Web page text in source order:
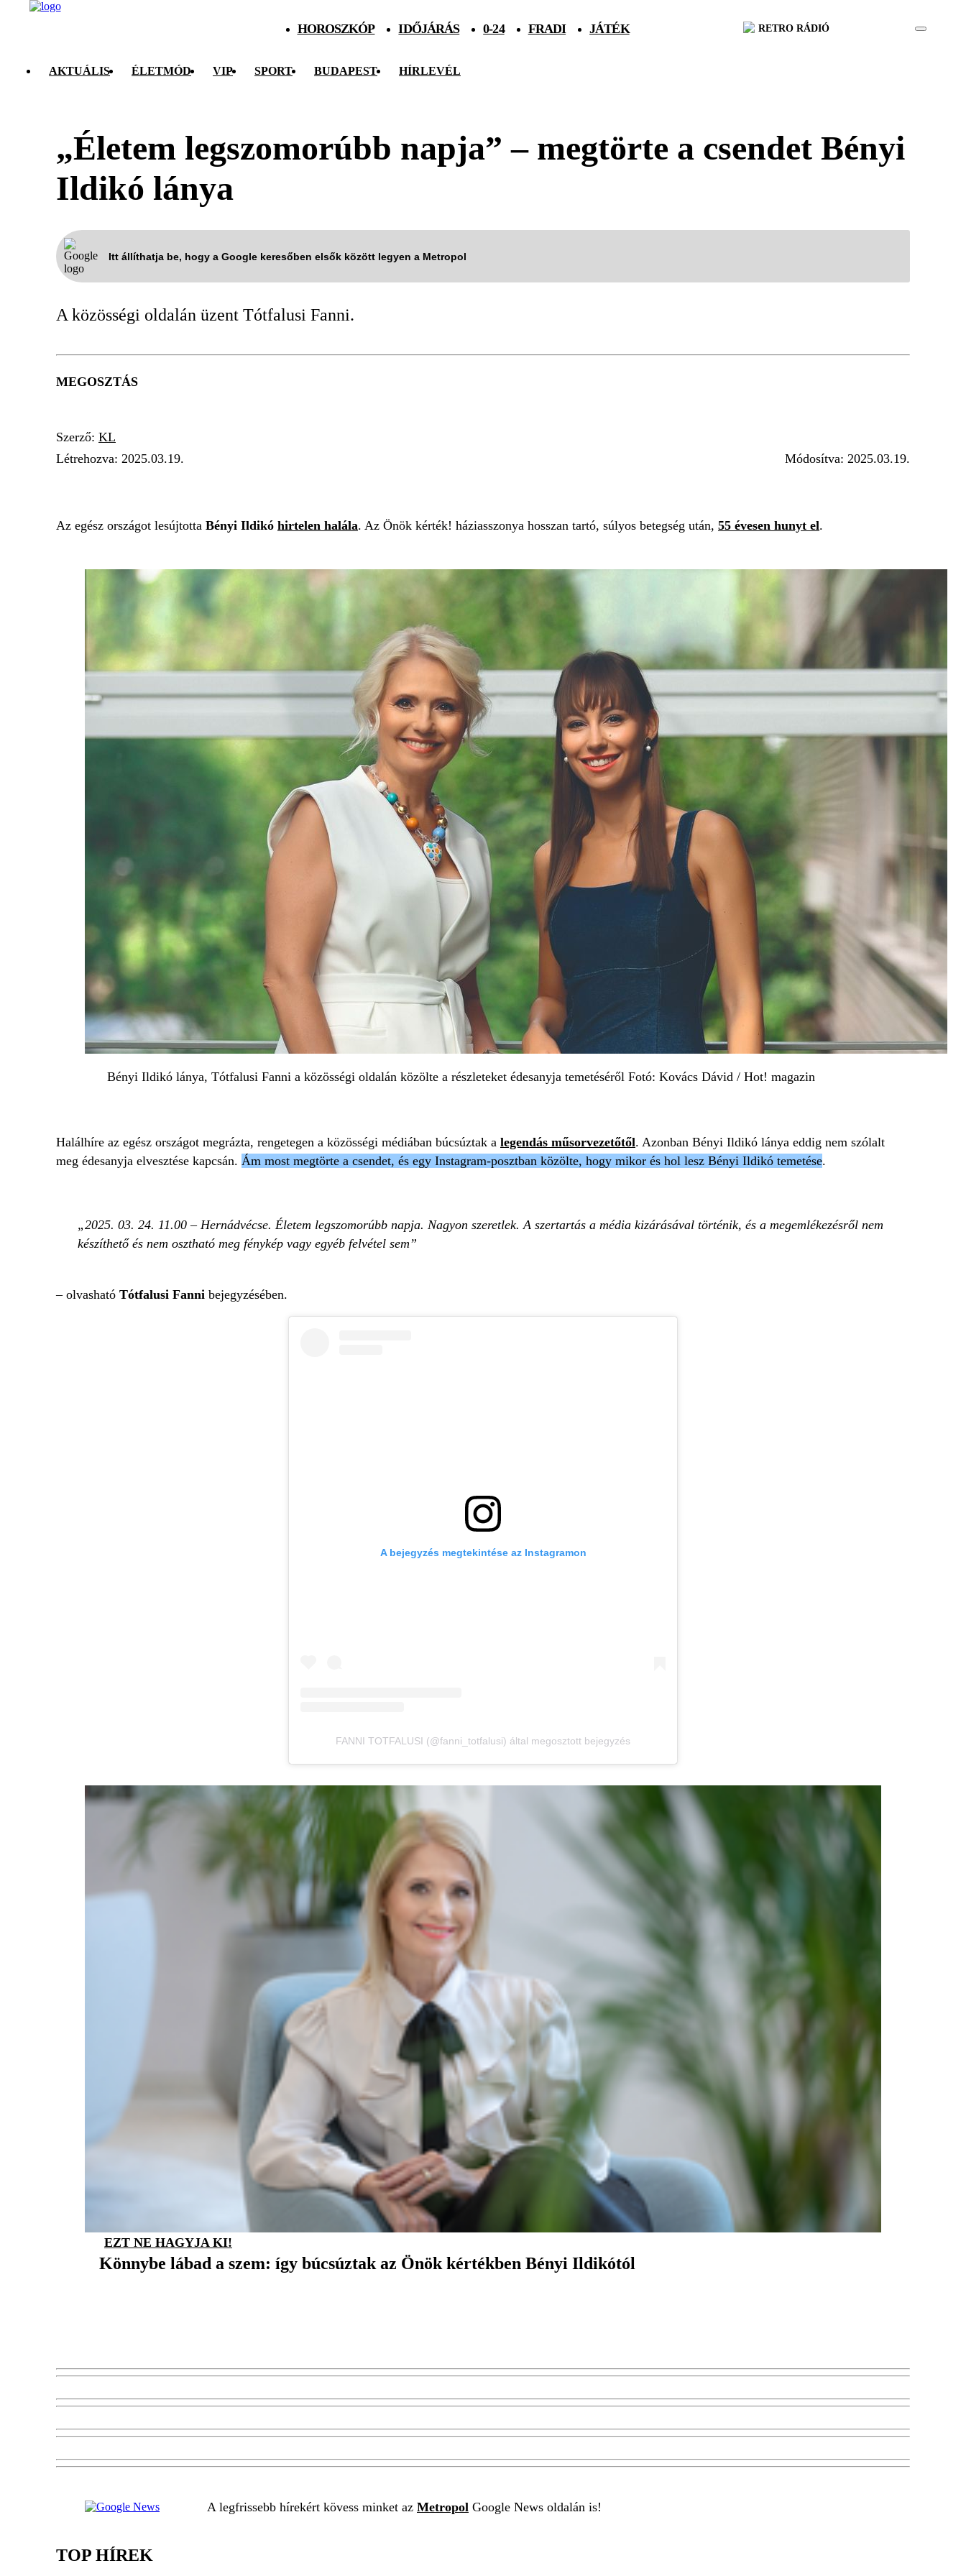
HOROSZKÓP IDŐJÁRÁS 0-24 FRADI JÁTÉK RETRO RÁDIÓ
AKTUÁLIS ÉLETMÓD VIP SPORT BUDAPEST HÍRLEVÉL
„Életem legszomorúbb napja” – megtörte a csendet Bényi
Ildikó lánya
Itt állíthatja be, hogy a Google keresőben elsők között legyen a Metropol
A közösségi oldalán üzent Tótfalusi Fanni.
MEGOSZTÁS
Szerző: KL
Létrehozva: 2025.03.19. Módosítva: 2025.03.19.
Az egész országot lesújtotta Bényi Ildikó hirtelen halála. Az Önök kérték! háziasszonya hosszan tartó, súlyos betegség után, 55 évesen hunyt el.
Bényi Ildikó lánya, Tótfalusi Fanni a közösségi oldalán közölte a részleteket édesanyja temetéséről Fotó: Kovács Dávid / Hot! magazin
Halálhíre az egész országot megrázta, rengetegen a közösségi médiában búcsúztak a legendás műsorvezetőtől. Azonban Bényi Ildikó lánya eddig nem szólalt
meg édesanyja elvesztése kapcsán. Ám most megtörte a csendet, és egy Instagram-posztban közölte, hogy mikor és hol lesz Bényi Ildikó temetése.
2025. 03. 24. 11.00 – Hernádvécse. Életem legszomorúbb napja. Nagyon szeretlek. A szertartás a média kizárásával történik, és a megemlékezésről nem
készíthető és nem osztható meg fénykép vagy egyéb felvétel sem
– olvasható Tótfalusi Fanni bejegyzésében.
A bejegyzés megtekintése az Instagramon
FANNI TOTFALUSI (@fanni_totfalusi) által megosztott bejegyzés
EZT NE HAGYJA KI!
Könnybe lábad a szem: így búcsúztak az Önök kértékben Bényi Ildikótól
A legfrissebb hírekért kövess minket az Metropol Google News oldalán is!
TOP HÍREK